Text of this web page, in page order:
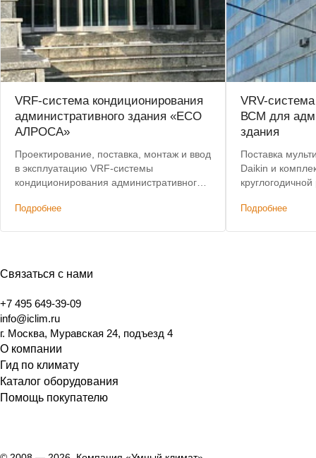
VRF-система кондиционирования
административного здания «ЕСО
АЛРОСА»
Проектирование, поставка, монтаж и ввод
в эксплуатацию VRF-системы
кондиционирования административного
Подробнее
VRV-
ВСМ для
здания
Поставка
Daikin и
Подробнее
Связаться с нами
+7 495 649-39-09
info@iclim.ru
г. Москва, Муравская 24, подъезд 4
О компании
Гид по климату
Каталог оборудования
Помощь покупателю